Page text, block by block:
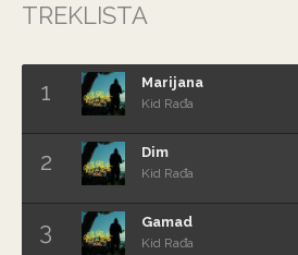
TREKLISTA
Marijana
Kid Rađa
Dim
Kid Rađa
Gamad
Kid Rađa